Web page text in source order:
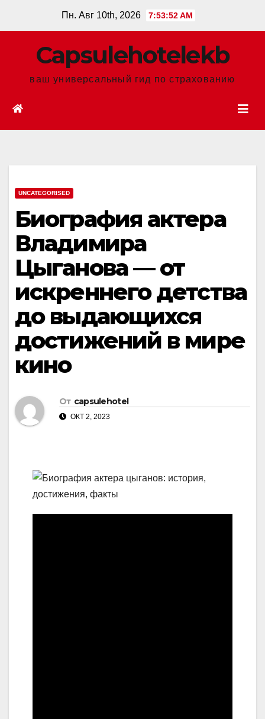
Пн. Авг 10th, 2026 7:53:53 AM
Сapsulehotelekb
ваш универсальный гид по страхованию
UNCATEGORISED
Биография актера
Владимира
Цыганова — от
искреннего детства
до выдающихся
достижений в мире
кино
От capsulehotel
ОКТ 2, 2023